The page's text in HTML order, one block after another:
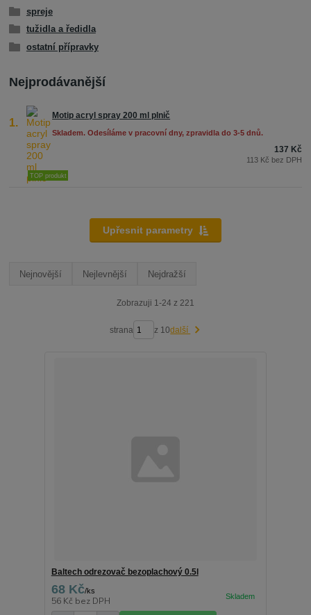
spreje
tužidla a ředidla
ostatní přípravky
Nejprodávanější
1.
Motip acryl spray 200 ml plnič
Skladem. Odesíláme v pracovní dny, zpravidla do 3-5 dnů.
TOP produkt
137 Kč
113 Kč bez DPH
Upřesnit parametry
Nejnovější Nejlevnější Nejdražší
Zobrazuji 1-24 z 221
strana z 10další
Baltech odrezovač bezoplachový 0.5l
68 Kč/ks
56 Kč bez DPH